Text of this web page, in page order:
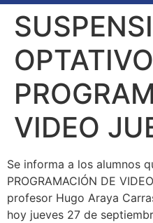
VIDEO
Se informa a los alumnos
PROGRAMACIÓN DE
profesor Hugo Araya
hoy jueves 27 de